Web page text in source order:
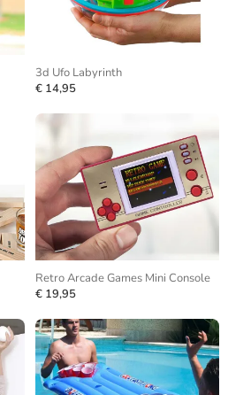
3d Ufo Labyrinth
€ 14,95
Retro Arcade Games Mini Console
€ 19,95